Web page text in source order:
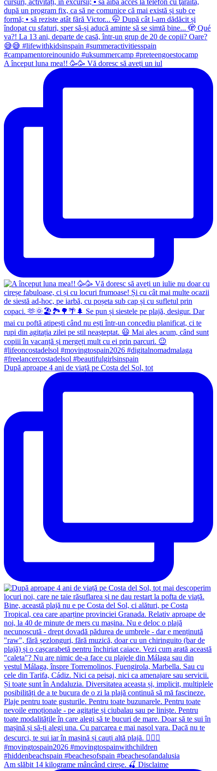
A început luna mea!! 🥳🥳 Vă doresc să aveți un iul
După aproape 4 ani de viață pe Costa del Sol, tot
Am slăbit 14 kilograme mâncând cireșe. 🍒 Disclaime